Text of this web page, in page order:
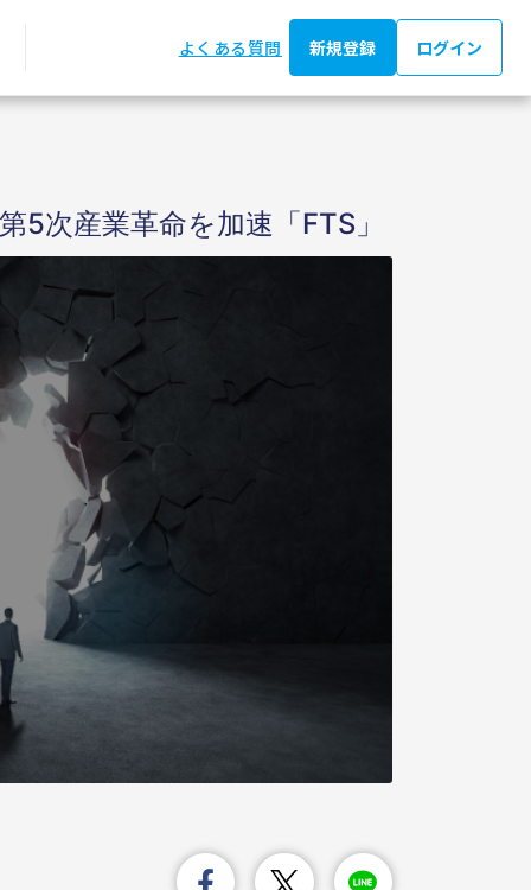
よくある質問 新規登録 ログイン
5次産業革命を加速「FTS」